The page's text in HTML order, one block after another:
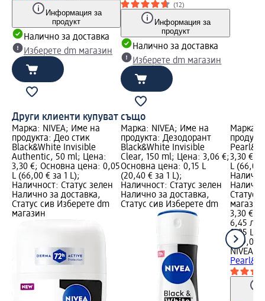
Информация за
продукт
Налично за доставка
Изберете dm магазин
(12)
Информация за
продукт
Налично за доставка
Изберете dm магазин
Други клиенти купуват също
Марка: NIVEA; Име на
продукта: Део стик
Black&White Invisible
Authentic, 50 ml; Цена:
3,30 €; Основна цена: 0,05
L (66,00 € за 1 L);
Наличност: Статус зелен
Налично за доставка,
Статус сив Изберете dm
магазин
Марка: NIVEA; Име на
продукта: Дезодорант
Black&White Invisible
Clear, 150 ml; Цена: 3,06 €;
Основна цена: 0,15 L
(20,40 € за 1 L);
Наличност: Статус зелен
Налично за доставка,
Статус сив Изберете dm
Марка:
3,30 €;
L (66,00
Статус
магазин
3,30 €
6,45 лв.
0,05 L
(129,08
NIVEA